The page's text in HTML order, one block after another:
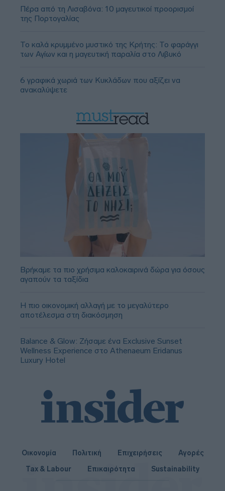
Πέρα από τη Λισαβόνα: 10 μαγευτικοί προορισμοί
της Πορτογαλίας
Το καλά κρυμμένο μυστικό της Κρήτης: Το φαράγγι
των Αγίων και η μαγευτική παραλία στο Λιβυκό
6 γραφικά χωριά των Κυκλάδων που αξίζει να
ανακαλύψετε
Βρήκαμε τα πιο χρήσιμα καλοκαιρινά δώρα για όσους
αγαπούν τα ταξίδια
Η πιο οικονομική αλλαγή με το μεγαλύτερο
αποτέλεσμα στη διακόσμηση
Balance & Glow: Ζήσαμε ένα Exclusive Sunset
Wellness Experience στο Athenaeum Eridanus
Luxury Hotel
Οικονομία Πολιτική Επιχειρήσεις
Αγορές
Tax & Labour
Επικαιρότητα Sustainability